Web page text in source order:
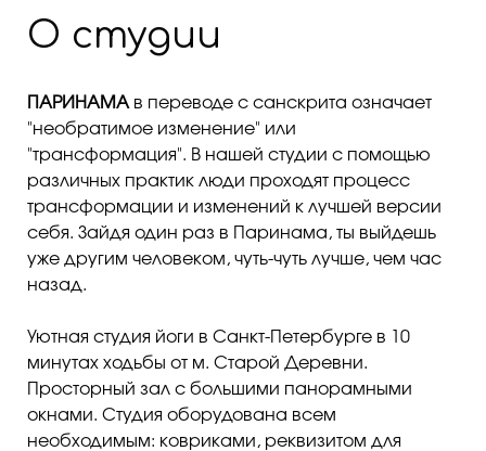
О студии
ПАРИНАМА в переводе с санскрита означает
"необратимое изменение" или
"трансформация". В нашей студии с помощью
различных практик люди проходят процесс
трансформации и изменений к лучшей версии
себя. Зайдя один раз в Паринама, ты выйдешь
уже другим человеком, чуть-чуть лучше, чем час
назад.
Уютная студия йоги в Санкт-Петербурге в 10
минутах ходьбы от м. Старой Деревни.
Просторный зал с большими панорамными
окнами. Студия оборудована всем
необходимым: ковриками, реквизитом для